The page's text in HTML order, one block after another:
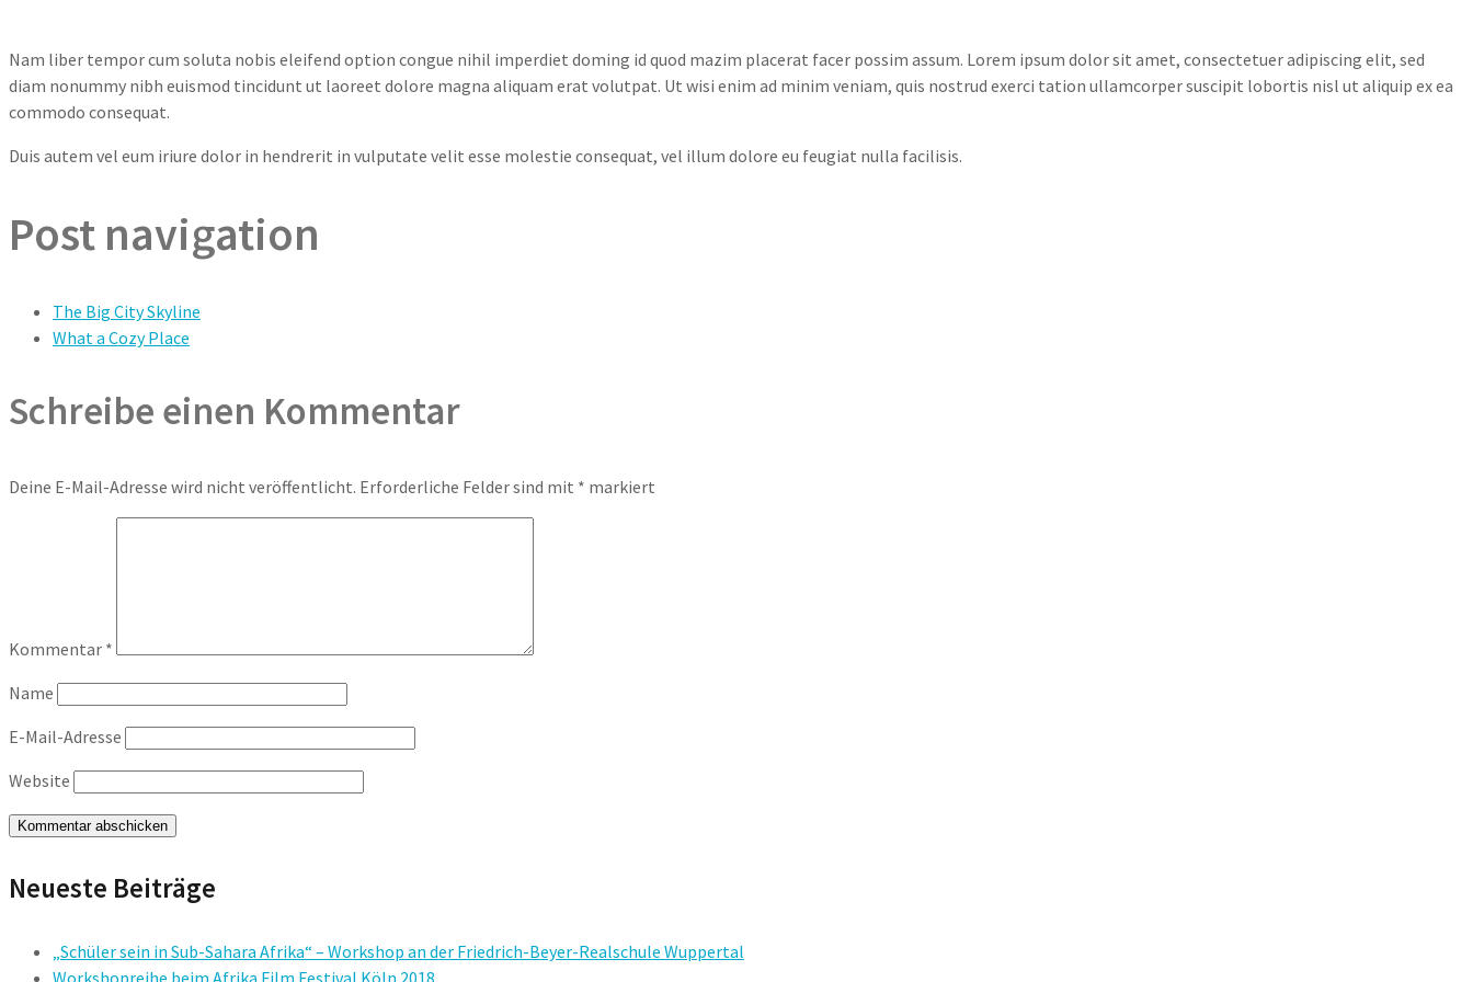
Nam liber tempor cum soluta nobis eleifend option congue nihil imperdiet doming id quod mazim placerat facer possim assum. Lorem ipsum dolor sit amet, consectetuer adipiscing elit, sed
diam nonummy nibh euismod tincidunt ut laoreet dolore magna aliquam erat volutpat. Ut wisi enim ad minim veniam, quis nostrud exerci tation ullamcorper suscipit lobortis nisl ut aliquip ex ea
commodo consequat.
Duis autem vel eum iriure dolor in hendrerit in vulputate velit esse molestie consequat, vel illum dolore eu feugiat nulla facilisis.
Post navigation
The Big City Skyline
What a Cozy Place
Schreibe einen Kommentar
Deine E-Mail-Adresse wird nicht veröffentlicht. Erforderliche Felder sind mit * markiert
Kommentar *
Name
E-Mail-Adresse
Website
Neueste Beiträge
„Schüler sein in Sub-Sahara Afrika“ – Workshop an der Friedrich-Beyer-Realschule Wuppertal